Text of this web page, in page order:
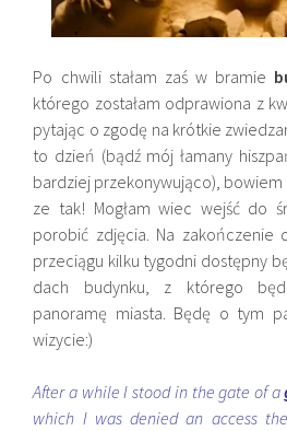
Po chwili stałam zaś w bramie
którego zostałam odprawiona z
pytając o zgodę na krótkie
to dzień (bądź mój łamany
bardziej przekonywująco), bowiem
ze tak! Mogłam wiec wejść do
porobić zdjęcia. Na zakończenie
przeciągu kilku tygodni dostępny
dach budynku, z którego
panoramę miasta. Będę o tym
wizycie:)
After a while I stood in the gate of a
which I was denied an access